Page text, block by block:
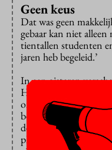
Geen keus
Dat was geen
gebaar kan niet
tientallen studenten
jaren heb begeleid.’
In een gisteren
Handelsblad zegt
omdat hij als
bezorgd over de
de Turkse
plaatsen heel wat